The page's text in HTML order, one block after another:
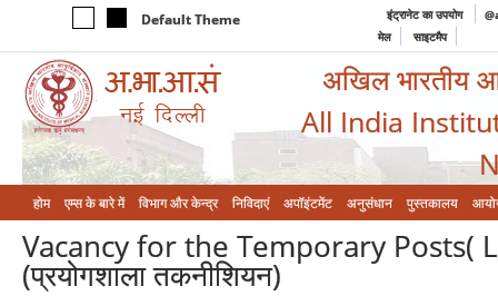
Default Theme इंट्रानेट का उपयोग
मेल
साइटमैप
अखिल भारतीय
All India
होम एम्‍स के बारे में विभाग और केन्‍द्र निविदाएं अपॉइंटमेंट अनुसंधान पुस्तकालय
Vacancy for the Temporary Posts(
(प्रयोगशाला तकनीशियन)